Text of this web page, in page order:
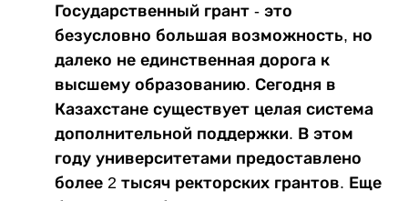
Государственный грант - это
безусловно большая возможность, но
далеко не единственная дорога к
высшему образованию. Сегодня в
Казахстане существует целая система
дополнительной поддержки. В этом
году университетами предоставлено
более 2 тысяч ректорских грантов. Еще